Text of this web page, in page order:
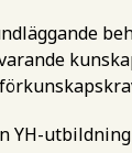
YH-